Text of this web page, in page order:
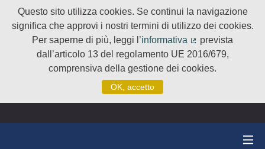
Questo sito utilizza cookies. Se continui la navigazione
significa che approvi i nostri termini di utilizzo dei cookies.
Per saperne di più, leggi l’informativa
(Collegamento
prevista
dall’articolo 13 del regolamento UE 2016/679,
comprensiva della gestione dei cookies.
OK, accetto